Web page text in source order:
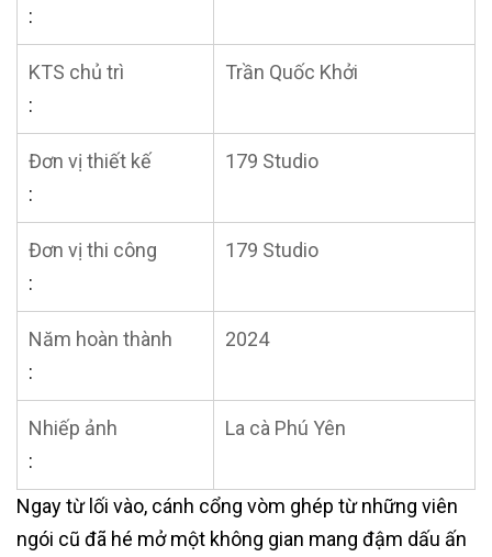
:
KTS chủ trì
:
Trần Quốc Khởi
Đơn vị thiết kế
:
179 Studio
Đơn vị thi công
:
179 Studio
Năm hoàn thành
:
2024
Nhiếp ảnh
:
La cà Phú Yên
Ngay từ lối vào, cánh cổng vòm ghép từ những viên
ngói cũ đã hé mở một không gian mang đậm dấu ấn